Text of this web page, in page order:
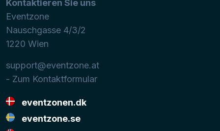
Kontaktieren Sie uns
Eventzone
Nauschgasse 4/3/2
1220 Wien
support@eventzone.at
- Zum Kontaktformular
eventzonen.dk
eventzone.se